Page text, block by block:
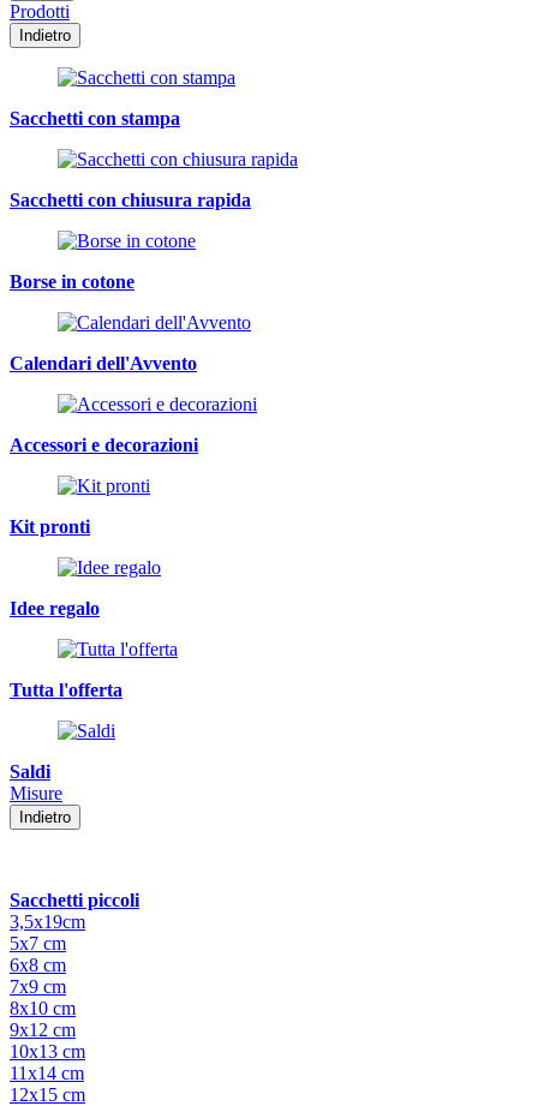
Prodotti
Indietro
Sacchetti con stampa
Sacchetti con chiusura rapida
Borse in cotone
Calendari dell'Avvento
Accessori e decorazioni
Kit pronti
Idee regalo
Tutta l'offerta
Saldi
Misure
Indietro
Sacchetti piccoli
3,5x19cm
5x7 cm
6x8 cm
7x9 cm
8x10 cm
9x12 cm
10x13 cm
11x14 cm
12x15 cm